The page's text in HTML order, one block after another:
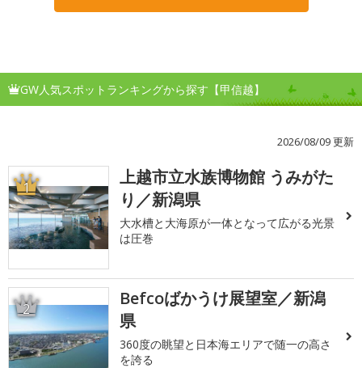
GW人気スポットランキングから探す【甲信越】
2026/08/09 更新
1
上越市立水族博物館 うみがた
り／新潟県
大水槽と大海原が一体となって広がる光景
は圧巻
2
Befcoばかうけ展望室／新潟
県
360度の眺望と日本海エリアで随一の高さ
を誇る